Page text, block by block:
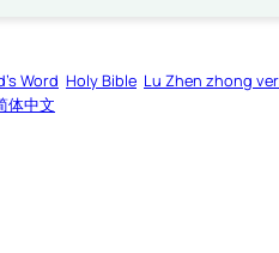
Word Holy Bible Lu Zhen zhong
体中文